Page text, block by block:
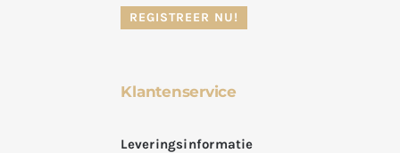
REGISTREER NU!
Klantenservice
Leveringsinformatie